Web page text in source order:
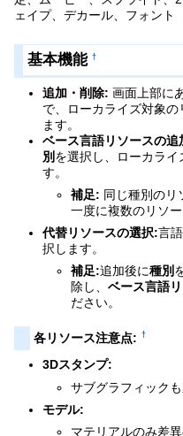
ェイプ、デカール、フォント
基本機能 †
追加・削除: 画面上部に
で、ローカライズ対象
ます。
ベース言語リソースの追
別 を選択し、ローカラ
す。
補足: 同じ種別のリ
一度に複数のリソ
代替リソースの選択:言
択します。
補足:追加後に種別
除し、ベース言語
ださい。
各リソース注意点: †
3Dスタンプ:
サブグラフィック
モデル:
マテリアルのみ差